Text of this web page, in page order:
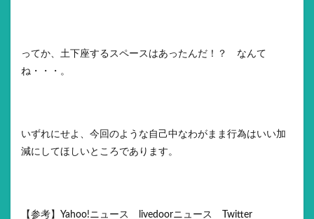
ってか、土下座するスペースはあったんだ！？ なんて
ね・・・。
いずれにせよ、今回のような自己中なわがまま行為はいい加
減にしてほしいところであります。
【参考】Yahoo!ニュース livedoorニュース Twitter